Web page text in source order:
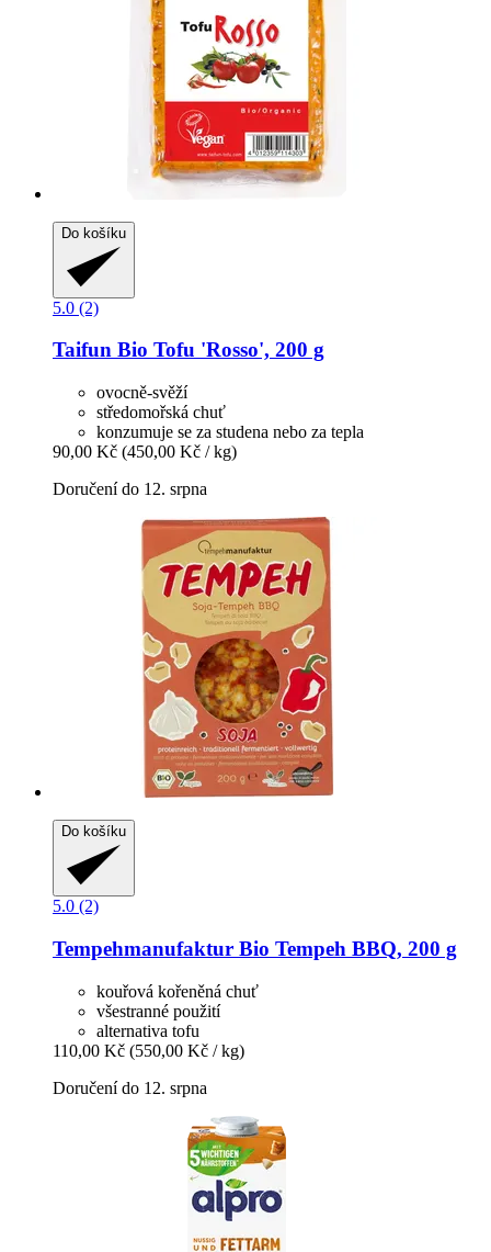
Do košíku
5.0 (2)
Taifun Bio Tofu 'Rosso', 200 g
ovocně-svěží
středomořská chuť
konzumuje se za studena nebo za tepla
90,00 Kč (450,00 Kč / kg)
Doručení do 12. srpna
Do košíku
5.0 (2)
Tempehmanufaktur Bio Tempeh BBQ, 200 g
kouřová kořeněná chuť
všestranné použití
alternativa tofu
110,00 Kč (550,00 Kč / kg)
Doručení do 12. srpna